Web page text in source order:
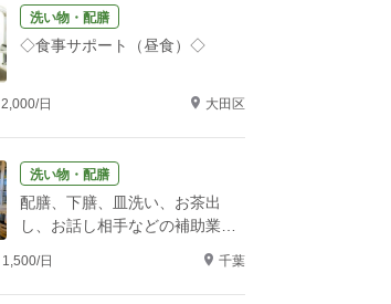
洗い物・配膳
◇食事サポート（昼食）◇
2,000/日 大田区
洗い物・配膳
配膳、下膳、皿洗い、お茶出
し、お話し相手などの補助業務
1,500/日 千葉